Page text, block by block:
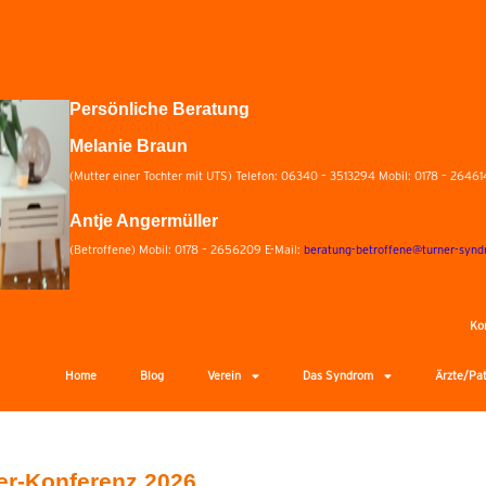
Persönliche Beratung
Melanie Braun
(Mutter einer Tochter mit UTS) Telefon: 06340 – 3513294 Mobil: 0178 –
Antje Angermüller
(Betroffene) Mobil: 0178 – 2656209 E-Mail: beratung-betroffene@turner-
Home Blog Verein Das Syndrom Ärzte/